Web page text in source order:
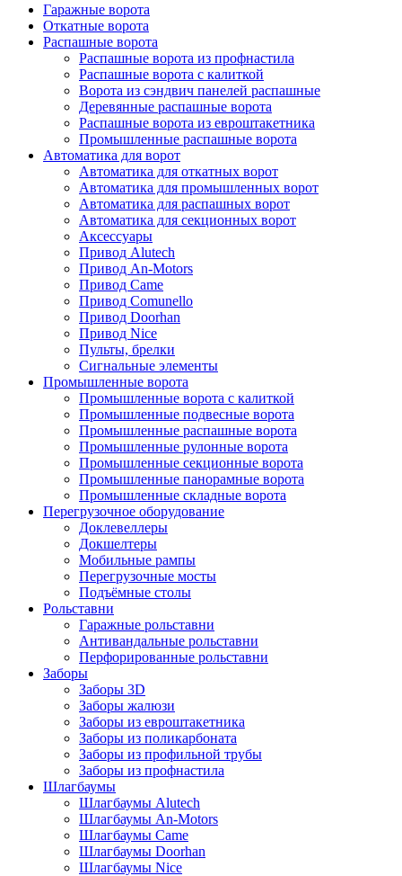
Гаражные ворота
Откатные ворота
Распашные ворота
Распашные ворота из профнастила
Распашные ворота с калиткой
Ворота из сэндвич панелей распашные
Деревянные распашные ворота
Распашные ворота из евроштакетника
Промышленные распашные ворота
Автоматика для ворот
Автоматика для откатных ворот
Автоматика для промышленных ворот
Автоматика для распашных ворот
Автоматика для секционных ворот
Аксессуары
Привод Alutech
Привод An-Motors
Привод Came
Привод Comunello
Привод Doorhan
Привод Nice
Пульты, брелки
Сигнальные элементы
Промышленные ворота
Промышленные ворота с калиткой
Промышленные подвесные ворота
Промышленные распашные ворота
Промышленные рулонные ворота
Промышленные секционные ворота
Промышленные панорамные ворота
Промышленные складные ворота
Перегрузочное оборудование
Доклевеллеры
Докшелтеры
Мобильные рампы
Перегрузочные мосты
Подъёмные столы
Рольставни
Гаражные рольставни
Антивандальные рольставни
Перфорированные рольставни
Заборы
Заборы 3D
Заборы жалюзи
Заборы из евроштакетника
Заборы из поликарбоната
Заборы из профильной трубы
Заборы из профнастила
Шлагбаумы
Шлагбаумы Alutech
Шлагбаумы An-Motors
Шлагбаумы Came
Шлагбаумы Doorhan
Шлагбаумы Nice